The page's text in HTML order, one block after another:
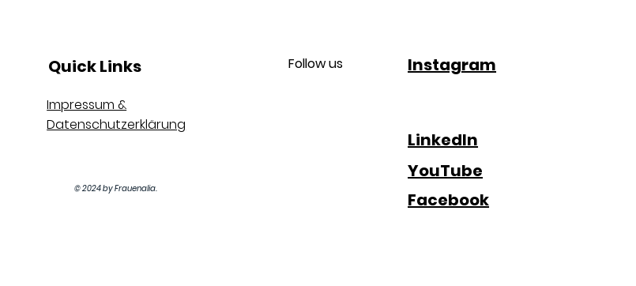
Quick Links
Impressum &
Datenschutzerklärung
Follow us Instagram
LinkedIn
YouTube
Facebook
© 2024 by Frauenalia.